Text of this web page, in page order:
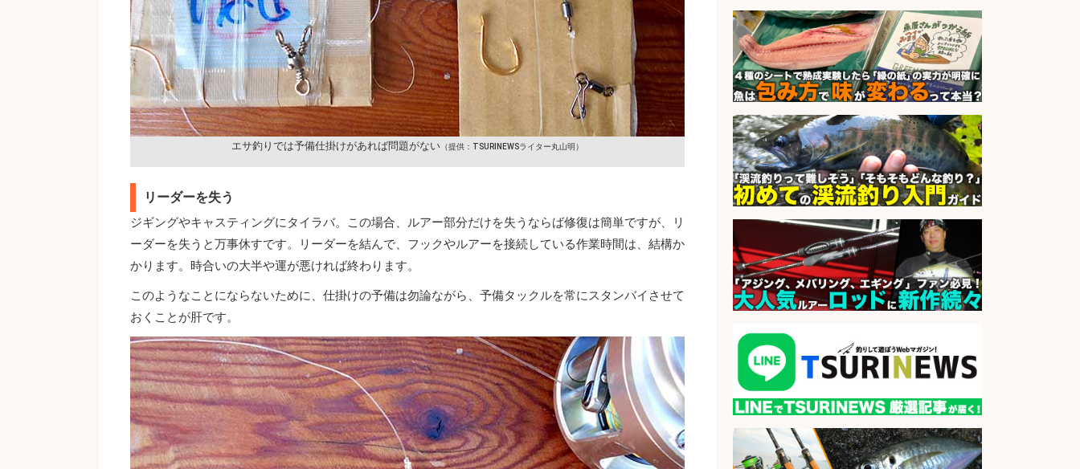
エサ釣りでは予備仕掛けがあれば問題がない （提供：TSURINEWSライター丸山明）
リーダーを失う
ジギングやキャスティングにタイラバ。この場合、ルアー部分だけを失うならば修復は簡単ですが、リ
ーダーを失うと万事休すです。リーダーを結んで、フックやルアーを接続している作業時間は、結構か
かります。時合いの大半や運が悪ければ終わります。
このようなことにならないために、仕掛けの予備は勿論ながら、予備タックルを常にスタンバイさせて
おくことが肝です。